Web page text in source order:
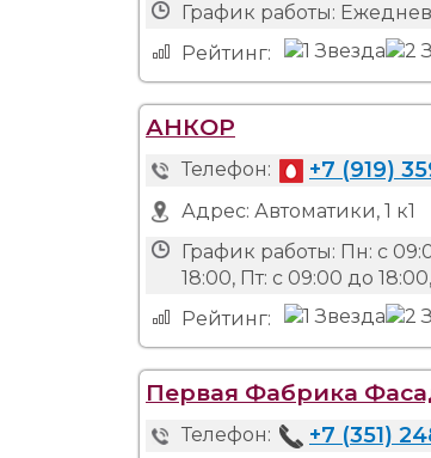
График работы:
Рейтинг:
АНКОР
Телефон: +7 (919)
Адрес: Автоматики, 1 к1
График работы: Пн: с
18:00, Пт: с 09:00 до
Рейтинг:
Первая Фабрика
Телефон: +7 (351)